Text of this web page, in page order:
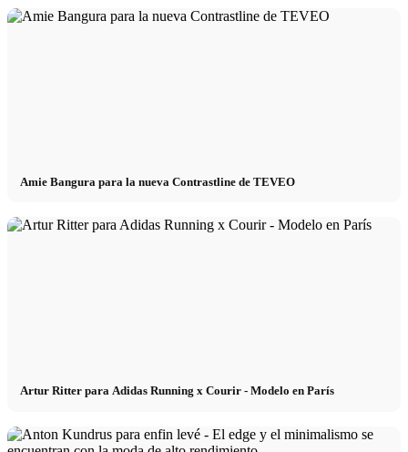
Amie Bangura para la nueva Contrastline de TEVEO
Artur Ritter para Adidas Running x Courir - Modelo en París